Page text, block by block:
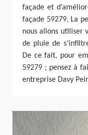
façade et
façade 59279. La
nous allons utiliser
de pluie de
De ce fait, pour
59279 ; pensez à
entreprise Davy